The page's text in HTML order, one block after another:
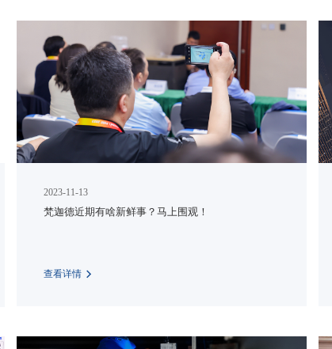
2023-11-13
梵迦德近期有啥新鲜事？马上围观！
查看详情